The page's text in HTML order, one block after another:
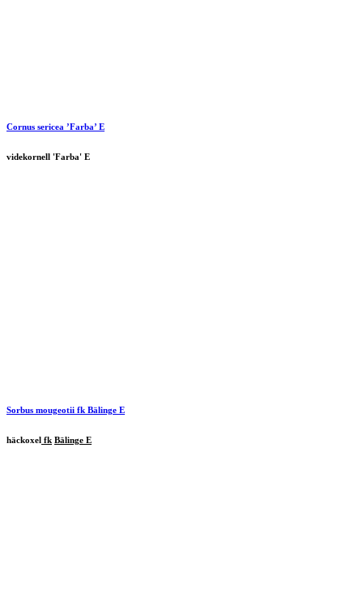
Cornus sericea ’Farba’ E
videkornell 'Farba' E
Sorbus mougeotii fk Bälinge E
häckoxel fk Bälinge E